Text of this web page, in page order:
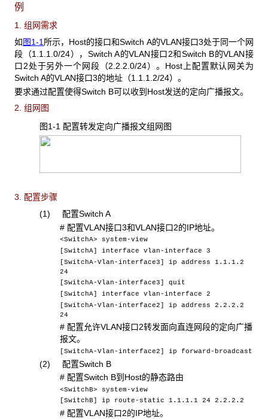
例
1. 组网需求
如图1-1 所示，Host的接口和Switch A的VLAN接口3处于同一个网
段（1.1.1.0/24），Switch A的VLAN接口2和Switch B的VLAN接
口2处于另外一个网段（2.2.2.0/24）。Host上配置默认网关为
Switch A的VLAN接口3的地址（1.1.1.2/24）。
要求通过配置使得Switch B可以收到Host发送的定向广播报文。
2. 组网图
图1-1 配置转发定向广播报文组网图
3. 配置步骤
(1) 配置Switch A
# 配置VLAN接口3和VLAN接口2的IP地址。
<SwitchA> system-view
[SwitchA] interface vlan-interface 3
[SwitchA-Vlan-interface3] ip address 1.1.1.2
24
[SwitchA-Vlan-interface3] quit
[SwitchA] interface vlan-interface 2
[SwitchA-Vlan-interface2] ip address 2.2.2.2
24
# 配置允许VLAN接口2转发面向直连网段的定向广播
报文。
[SwitchA-Vlan-interface2] ip forward-broadcast
(2) 配置Switch B
# 配置Switch B到Host的静态路由
<SwitchB> system-view
[SwitchB] ip route-static 1.1.1.1 24 2.2.2.2
# 配置VLAN接口2的IP地址。